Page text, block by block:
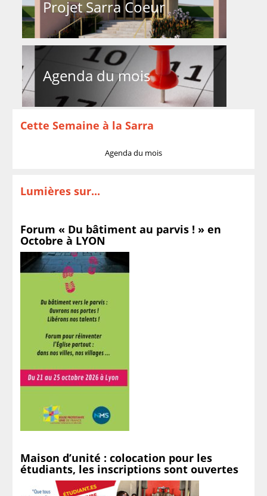
Projet Sarra Coeur
Agenda du mois
Cette Semaine à la Sarra
Agenda du mois
Lumières sur...
Forum « Du bâtiment au parvis ! » en
Octobre à LYON
Maison d’unité : colocation pour les
étudiants, les inscriptions sont ouvertes